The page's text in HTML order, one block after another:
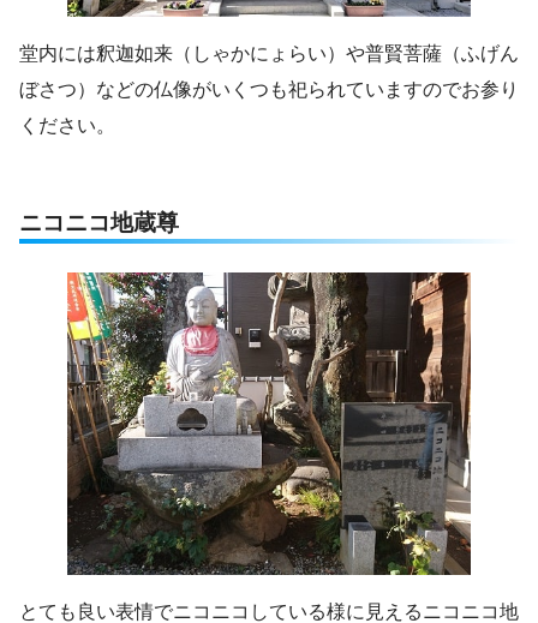
堂内には釈迦如来（しゃかにょらい）や普賢菩薩（ふげん
ぼさつ）などの仏像がいくつも祀られていますのでお参り
ください。
ニコニコ地蔵尊
とても良い表情でニコニコしている様に見えるニコニコ地